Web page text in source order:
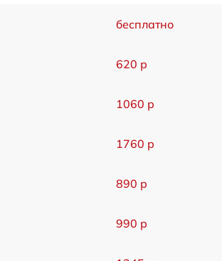
бесплатно
620 р
1060 р
1760 р
890 р
990 р